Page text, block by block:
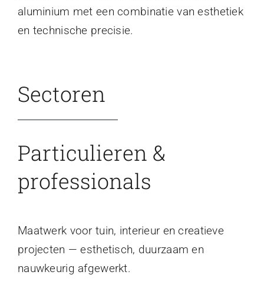
aluminium met een combinatie van esthetiek
en technische precisie.
Sectoren
Particulieren &
professionals
Maatwerk voor tuin, interieur en creatieve
projecten — esthetisch, duurzaam en
nauwkeurig afgewerkt.